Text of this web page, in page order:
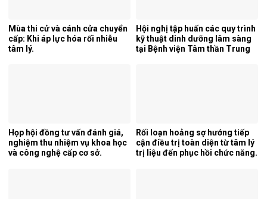
Mùa thi cử và cánh cửa chuyển
cấp: Khi áp lực hóa rối nhiễu
tâm lý.
Hội nghị tập huấn các quy trình
kỹ thuật dinh dưỡng lâm sàng
tại Bệnh viện Tâm thần Trung
Họp hội đồng tư vấn đánh giá,
nghiệm thu nhiệm vụ khoa học
và công nghệ cấp cơ sở.
Rối loạn hoảng sợ hướng tiếp
cận điều trị toàn diện từ tâm lý
trị liệu đến phục hồi chức năng.